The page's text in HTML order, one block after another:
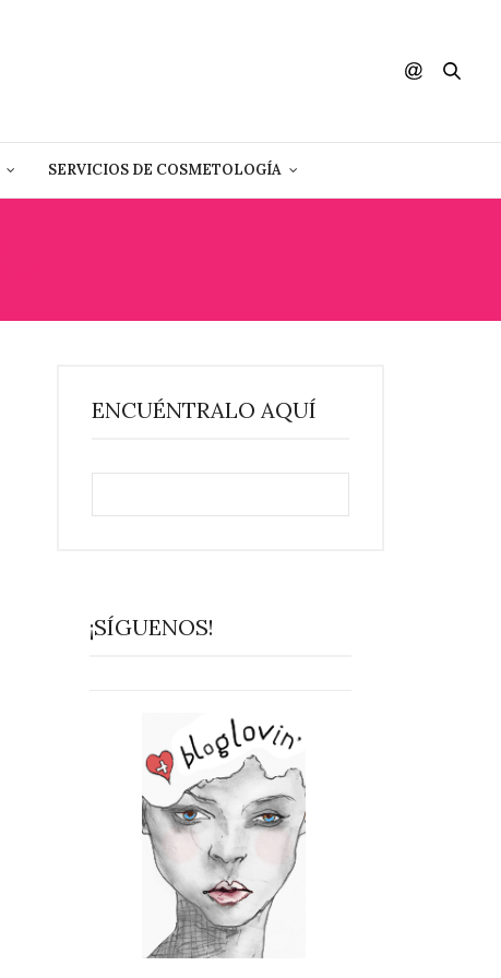
SERVICIOS DE COSMETOLOGÍA
ENCUÉNTRALO AQUÍ
¡SÍGUENOS!